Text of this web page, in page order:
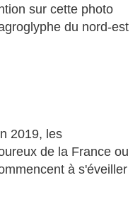
sur cette photo
du nord-est
2019, les
de la France ou
à s'éveiller